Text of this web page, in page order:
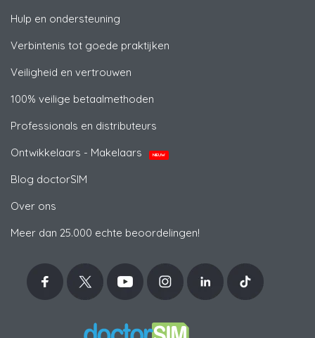
Hulp en ondersteuning
Verbintenis tot goede praktijken
Veiligheid en vertrouwen
100% veilige betaalmethoden
Professionals en distributeurs
Ontwikkelaars - Makelaars
NIEUW
Blog doctorSIM
Over ons
Meer dan 25.000 echte beoordelingen!